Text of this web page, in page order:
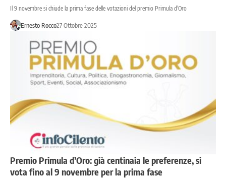
Il 9 novembre si chiude la prima fase delle votazioni del premio Primula d'Oro
Ernesto Rocco27 Ottobre 2025
Premio Primula d’Oro: già centinaia le preferenze, si
vota fino al 9 novembre per la prima fase